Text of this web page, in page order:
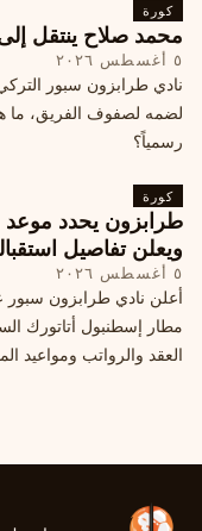
كورة
محمد صلاح ينتقل
٥ أغسطس ٢٠٢٦
نادي طرابزون سبور
لضمه لصفوف الفريق، ما
رسمياً؟
كورة
طرابزون يحدد
ويعلن تفاصيل
٥ أغسطس ٢٠٢٦
أعلن نادي طرابزون
مطار إسطنبول أتاتورك
العقد والرواتب ومواعيد